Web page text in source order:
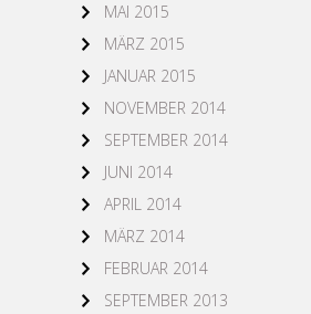
MAI 2015
MÄRZ 2015
JANUAR 2015
NOVEMBER 2014
SEPTEMBER 2014
JUNI 2014
APRIL 2014
MÄRZ 2014
FEBRUAR 2014
SEPTEMBER 2013